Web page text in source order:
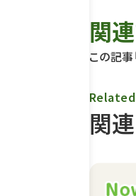
関
この記事
関